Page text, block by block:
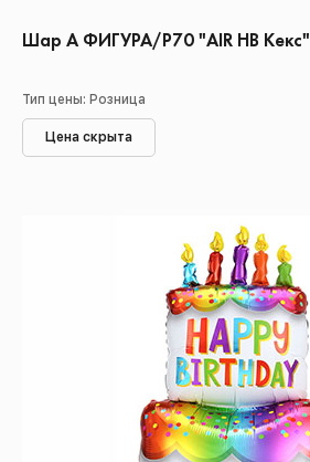
Шар А ФИГУРА/Р70 "AIR НВ Кекс"
Тип цены: Розница
Цена скрыта